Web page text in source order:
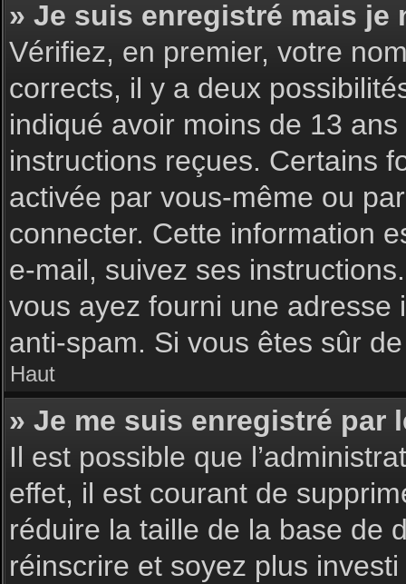
» Je suis enregistré mais je
Vérifiez, en premier, votre
corrects, il y a deux
indiqué avoir moins de 13
instructions reçues. Certains
activée par vous-même ou
connecter. Cette information
e-mail, suivez ses
vous ayez fourni une adresse
anti-spam. Si vous êtes sûr
Haut
» Je me suis enregistré par
Il est possible que
effet, il est courant de
réduire la taille de la base de
réinscrire et soyez plus